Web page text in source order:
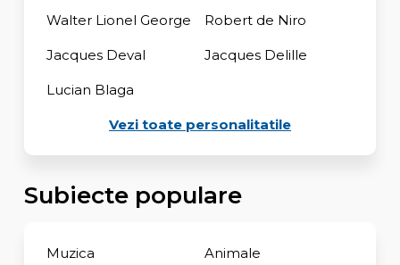
Walter Lionel George Robert de Niro
Jacques Deval Jacques Delille
Lucian Blaga
Vezi toate personalitatile
Subiecte populare
Muzica Animale